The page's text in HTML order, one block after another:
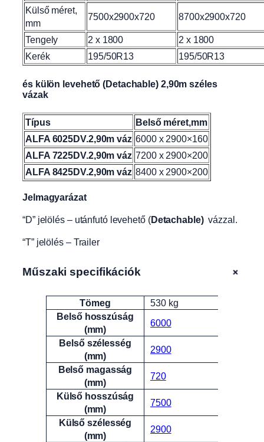
Külső méret,
mm
7500x2900x720 8700x2900x720
Tengely 2 x 1800
2 x 1800
Kerék
195/50R13 195/50R13
és külön levehető (Detachable) 2,90m széles
vázak
Típus
Belső méret,mm
ALFA 6025DV.2,90m váz 6000 x 2900×160
ALFA 7225DV.2,90m váz 7200 x 2900×200
ALFA 8425DV.2,90m váz 8400 x 2900×200
Jelmagyarázat
“D” jelölés – utánfutó levehető (Detachable) vázzal.
“T” jelölés – Trailer
Műszaki specifikációk +
Attribútumok Érték
Tömeg
530 kg
Belső hosszúság
(mm)
6000
Belső szélesség
(mm)
2900
Belső magasság
(mm)
720
Külső hosszúság
(mm)
7500
Külső szélesség
(mm)
2900